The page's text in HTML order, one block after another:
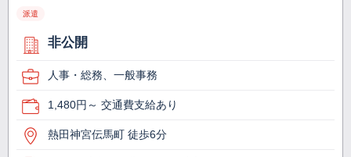
派遣
非公開
人事・総務、一般事務
1,480円～ 交通費支給あり
熱田神宮伝馬町 徒歩6分